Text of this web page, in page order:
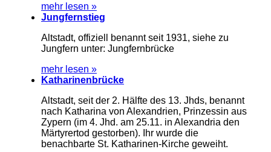
mehr lesen »
Jungfernstieg
Altstadt, offiziell benannt seit 1931, siehe zu
Jungfern unter: Jungfernbrücke
mehr lesen »
Katharinenbrücke
Altstadt, seit der 2. Hälfte des 13. Jhds, benannt
nach Katharina von Alexandrien, Prinzessin aus
Zypern (im 4. Jhd. am 25.11. in Alexandria den
Märtyrertod gestorben). Ihr wurde die
benachbarte St. Katharinen-Kirche geweiht.